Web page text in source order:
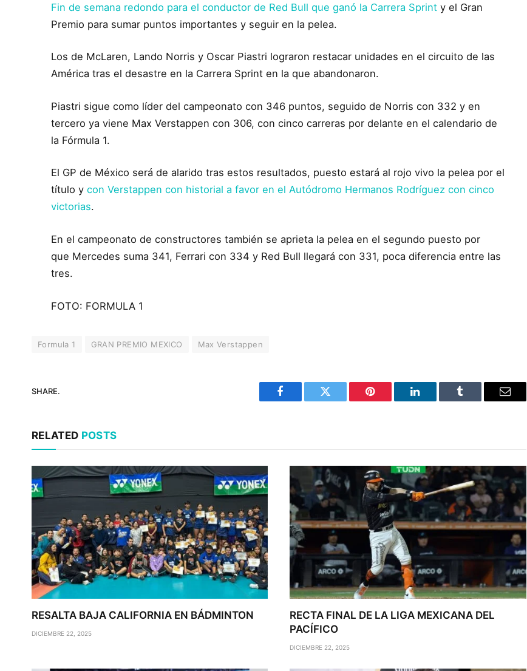
Fin de semana redondo para el conductor de Red Bull que ganó la Carrera Sprint y el Gran
Premio para sumar puntos importantes y seguir en la pelea.
Los de McLaren, Lando Norris y Oscar Piastri lograron restacar unidades en el circuito de las
América tras el desastre en la Carrera Sprint en la que abandonaron.
Piastri sigue como líder del campeonato con 346 puntos, seguido de Norris con 332 y en
tercero ya viene Max Verstappen con 306, con cinco carreras por delante en el calendario de
la Fórmula 1.
El GP de México será de alarido tras estos resultados, puesto estará al rojo vivo la pelea por el
título ycon Verstappen con historial a favor en el Autódromo Hermanos Rodríguez con cinco
victorias.
En el campeonato de constructores también se aprieta la pelea en el segundo puesto por
que Mercedes suma 341, Ferrari con 334 y Red Bull llegará con 331, poca diferencia entre las
tres.
FOTO: FORMULA 1
Formula 1 GRAN PREMIO MEXICO Max Verstappen
SHARE.
Facebook Twitter Pinterest LinkedIn Tumblr Email
RELATED POSTS
RESALTA BAJA CALIFORNIA EN BÁDMINTON
DICIEMBRE 22, 2025
RECTA FINAL DE LA LIGA MEXICANA DEL
PACÍFICO
DICIEMBRE 22, 2025